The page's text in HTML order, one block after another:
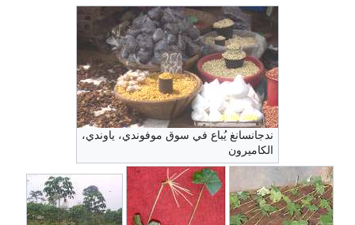
ندجانسانغ يُباع في سوق موفوندي، ياوندي،
الكاميرون